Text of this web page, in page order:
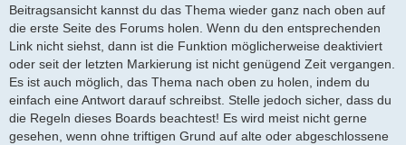
Beitragsansicht kannst du das Thema wieder ganz nach oben auf
die erste Seite des Forums holen. Wenn du den entsprechenden
Link nicht siehst, dann ist die Funktion möglicherweise deaktiviert
oder seit der letzten Markierung ist nicht genügend Zeit vergangen.
Es ist auch möglich, das Thema nach oben zu holen, indem du
einfach eine Antwort darauf schreibst. Stelle jedoch sicher, dass du
die Regeln dieses Boards beachtest! Es wird meist nicht gerne
gesehen, wenn ohne triftigen Grund auf alte oder abgeschlossene